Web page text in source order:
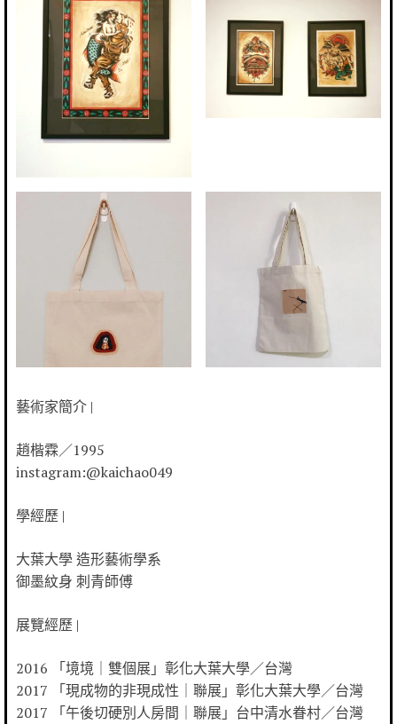
藝術家簡介 |
趙楷霖／1995
instagram:@kaichao049
學經歷 |
大葉大學 造形藝術學系
御墨紋身 刺青師傅
展覽經歷 |
2016 「境境｜雙個展」彰化大葉大學／台灣
2017 「現成物的非現成性｜聯展」彰化大葉大學／台灣
2017 「午後切硬別人房間｜聯展」台中清水眷村／台灣